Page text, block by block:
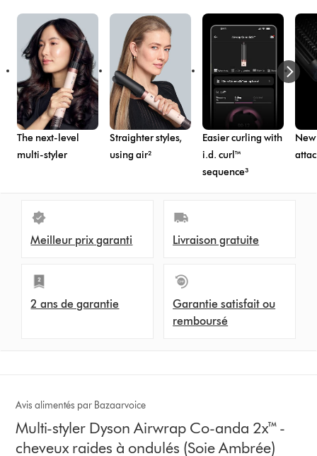
The next-level
multi-styler
Straighter styles,
using air²
Easier curling with
i.d. curl™
sequence³
Meilleur prix garanti Livraison gratuite
2 ans de garantie
Garantie satisfait ou
remboursé
Avis alimentés par Bazaarvoice
Multi-styler Dyson Airwrap Co-anda 2x™ -
cheveux raides à ondulés (Soie Ambrée)